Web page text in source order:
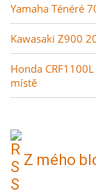
Yamaha Ténéré
Kawasaki Z900
Honda
místě
Z mého